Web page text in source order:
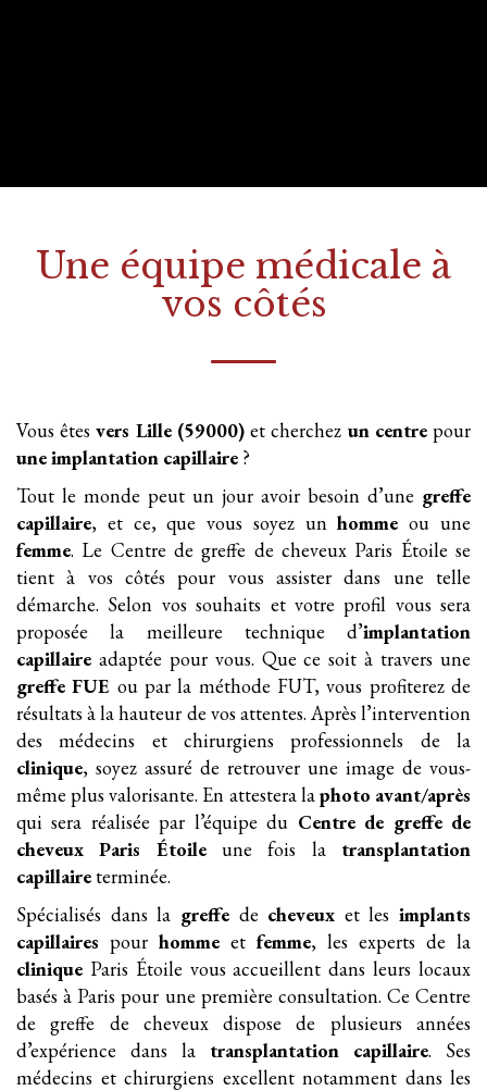
Une équipe médicale à
vos côtés
Vous êtes vers Lille (59000)et cherchez un centre pour
une implantation capillaire ?
Tout le monde peut un jour avoir besoin d’une greffe
capillaire, et ce, que vous soyez unhomme ou une
femme. Le Centre de greffe de cheveux Paris Étoile se
tient à vos côtés pour vous assister dans une telle
démarche. Selon vos souhaits et votre profil vous sera
proposée la meilleure technique d’implantation
capillaire adaptée pour vous. Que ce soit à travers une
greffe FUE ou par la méthode FUT, vous profiterez de
résultats à la hauteur de vos attentes. Après l’intervention
des médecins et chirurgiens professionnels de la
clinique, soyez assuré de retrouver une image de vous-
même plus valorisante. En attestera laphoto avant/après
qui sera réalisée par l’équipe du Centre de greffe de
cheveux Paris Étoile une fois la transplantation
capillaireterminée.
Spécialisés dans la greffede cheveux et les implants
capillaires pour homme et femme, les experts de la
clinique Paris Étoile vous accueillent dans leurs locaux
basés à Paris pour une première consultation. Ce Centre
de greffe de cheveux dispose de plusieurs années
d’expérience dans la transplantation capillaire. Ses
médecins et chirurgiens excellent notamment dans les